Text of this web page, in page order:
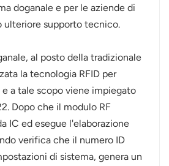
doganale e per le aziende di
ulteriore supporto tecnico.
al posto della tradizionale
la tecnologia RFID per
a tale scopo viene impiegato
Dopo che il modulo RF
IC ed esegue l'elaborazione
verifica che il numero ID
di sistema, genera un